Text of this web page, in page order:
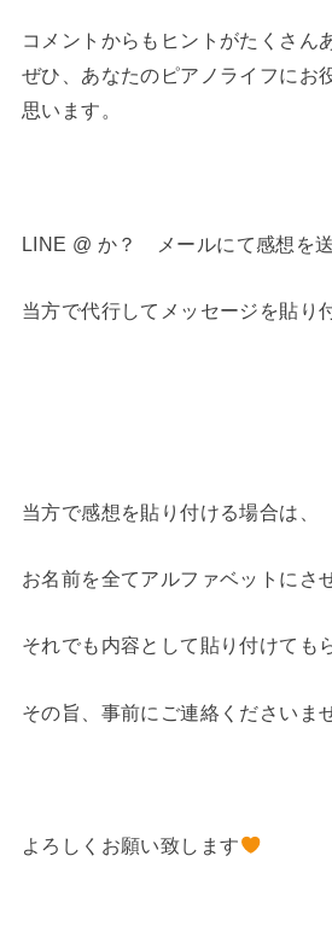
コメントからもヒントがたくさん
ぜひ、あなたのピアノライフにお
思います。
LINE @ か？ メールにて感想を送
当方で代行してメッセージを貼り
当方で感想を貼り付ける場合は、
お名前を全てアルファベットにさ
それでも内容として貼り付けても
その旨、事前にご連絡くださいま
よろしくお願い致します